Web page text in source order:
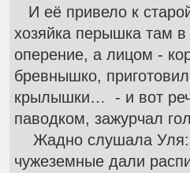
И её привело к
хозяйка перышка там
оперение, а лицом -
бревнышко,
крылышки… - и вот
паводком, зажурчал
Жадно слушала Уля:
чужеземные дали